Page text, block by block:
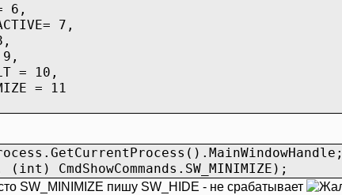
6,
7,
= 10,
= 11
CmdShowCommands.SW_MINIMIZE);
SW_MINIMIZE пишу SW_HIDE - не срабатывает